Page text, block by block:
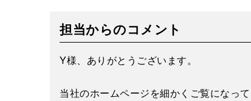
担当からのコメント
Y様、ありがとうございます。
当社のホームページを細かくご覧になっ